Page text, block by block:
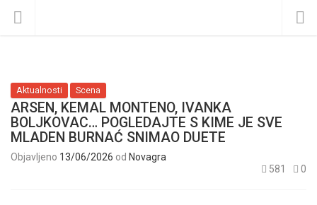
Aktualnosti Scena
ARSEN, KEMAL MONTENO, IVANKA
BOLJKOVAC… POGLEDAJTE S KIME JE SVE
MLADEN BURNAĆ SNIMAO DUETE
Objavljeno 13/06/2026 od Novagra
581
0